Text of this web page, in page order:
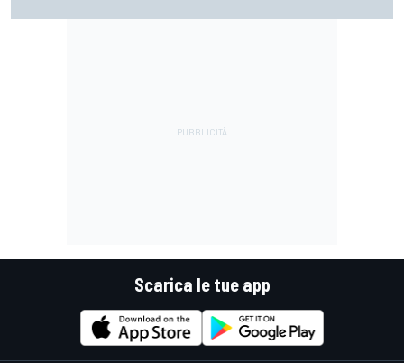
Scarica le tue app